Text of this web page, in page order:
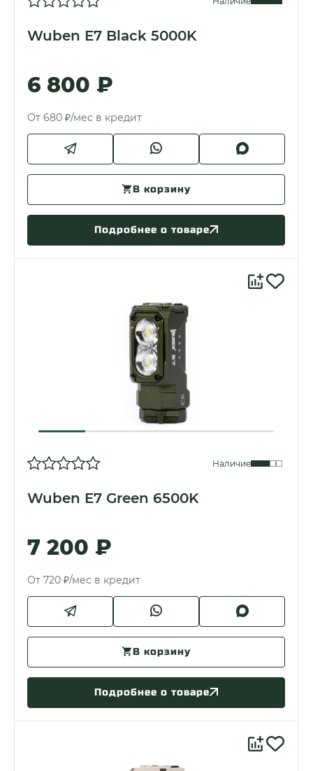
Wuben E7 Black 5000K
6 800 ₽
От 680 ₽/мес в кредит
В корзину
Подробнее о товаре
Наличие
Wuben E7 Green 6500K
7 200 ₽
От 720 ₽/мес в кредит
В корзину
Подробнее о товаре